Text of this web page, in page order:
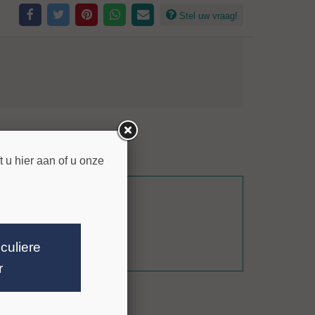
Stel uw vraag!
en kunststeen.
baksteentegels, kleitegels en klinkers.
u hier aan of u onze